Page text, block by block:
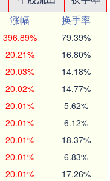
涨幅
换手率
396.89% 79.39%
20.21% 16.80%
20.03% 14.18%
20.02% 14.77%
20.01% 5.62%
20.01% 6.12%
20.01% 18.37%
20.01% 6.83%
20.01% 17.26%